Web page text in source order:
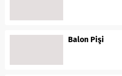
Balon Pişi